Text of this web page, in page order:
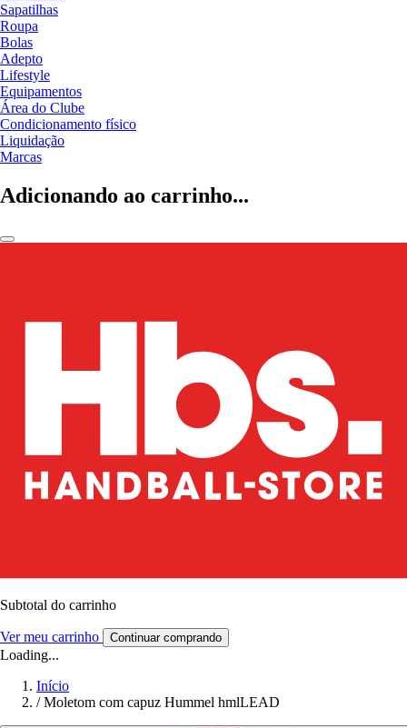
Sapatilhas
Roupa
Bolas
Adepto
Lifestyle
Equipamentos
Área do Clube
Condicionamento físico
Liquidação
Marcas
Adicionando ao carrinho...
Subtotal do carrinho
Ver meu carrinho Continuar comprando
Loading...
Início
/ Moletom com capuz Hummel hmlLEAD